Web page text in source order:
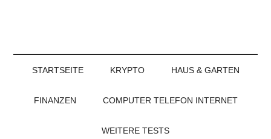
STARTSEITE KRYPTO HAUS & GARTEN
FINANZEN COMPUTER TELEFON INTERNET
WEITERE TESTS